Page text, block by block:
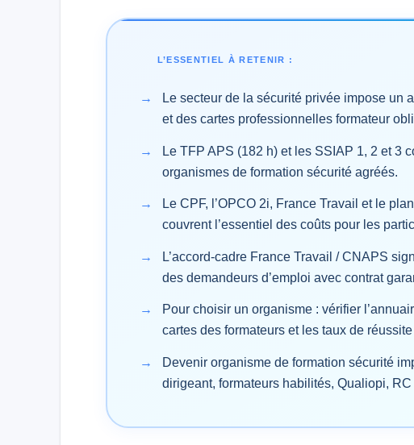
L’ESSENTIEL À RETENIR :
Le secteur de la sécurité privée impose un
et des cartes professionnelles formateur
Le TFP APS (182 h) et les SSIAP 1, 2 et 3
organismes de formation sécurité agréés.
Le CPF, l’OPCO 2i, France Travail et le
couvrent l’essentiel des coûts pour les
L’accord-cadre France Travail / CNAPS
des demandeurs d’emploi avec contrat
Pour choisir un organisme : vérifier
cartes des formateurs et les taux de
Devenir organisme de formation sécurité
dirigeant, formateurs habilités, Qualiopi,